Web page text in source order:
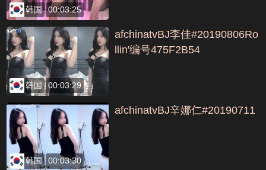
韩国 00:03:25
韩国 00:03:29
afchinatvBJ李佳#20190806Ro
llin'编号475F2B54
韩国 00:03:30
afchinatvBJ辛娜仁#20190711